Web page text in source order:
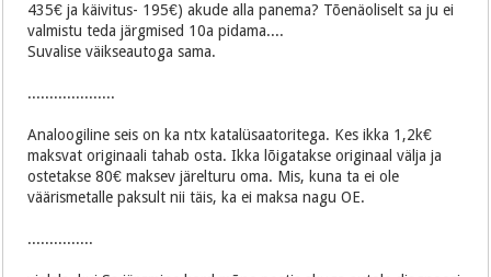
435€ ja käivitus- 195€) akude alla panema? Tõenäoliselt sa ju ei
valmistu teda järgmised 10a pidama....
Suvalise väikseautoga sama.
....................
Analoogiline seis on ka ntx katalüsaatoritega. Kes ikka 1,2k€
maksvat originaali tahab osta. Ikka lõigatakse originaal välja ja
ostetakse 80€ maksev järelturu oma. Mis, kuna ta ei ole
väärismetalle paksult nii täis, ka ei maksa nagu OE.
...............